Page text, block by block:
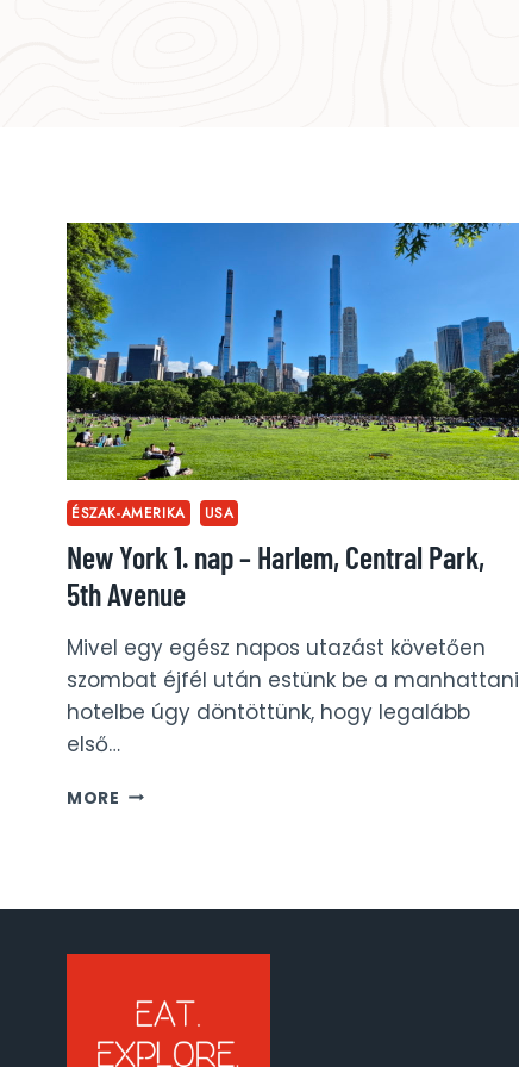
ÉSZAK-AMERIKA USA
New York 1. nap – Harlem, Central Park,
5th Avenue
Mivel egy egész napos utazást követően
szombat éjfél után estünk be a manhattani
hotelbe úgy döntöttünk, hogy legalább
első…
MORE NEW
AVENUE